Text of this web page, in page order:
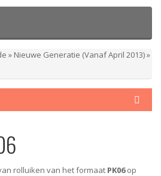
» Nieuwe Generatie (vanaf April 2013)»
rolluiken van het formaat PK06op